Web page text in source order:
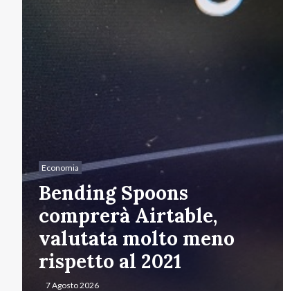
Economia
Bending Spoons
comprerà Airtable,
valutata molto meno
rispetto al 2021
7 Agosto 2026